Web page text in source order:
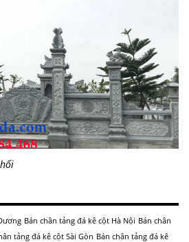
Bán chân tảng đá kê cột Hà Nội Bán chân
tảng đá kê cột Sài Gòn Bán chân tảng đá kê